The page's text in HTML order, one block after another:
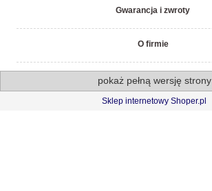
Gwarancja i zwroty
O firmie
pokaż pełną wersję strony
Sklep internetowy Shoper.pl